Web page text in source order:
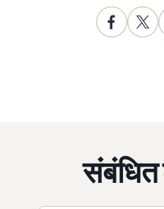
संबंधित